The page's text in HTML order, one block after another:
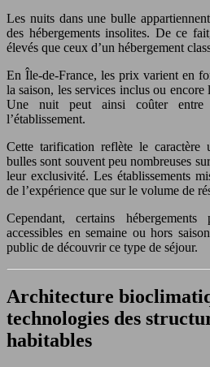
Les nuits dans une bulle
des hébergements insolites. De ce
élevés que ceux d’un hébergement
En Île-de-France, les prix varient en
la saison, les services inclus ou
Une nuit peut ainsi coûter
l’établissement.
Cette tarification reflète le caractère
bulles sont souvent peu nombreuses
leur exclusivité. Les établissements
de l’expérience que sur le volume de
Cependant, certains
accessibles en semaine ou hors
public de découvrir ce type de séjour.
Architecture
technologies des
habitables